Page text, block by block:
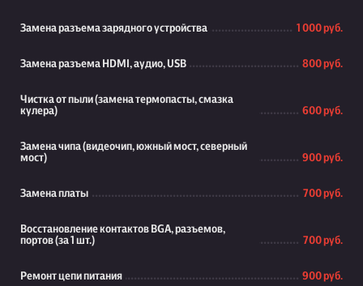
Замена разъема зарядного устройства 1 000 руб.
Замена разъема HDMI, аудио, USB 800 руб.
Чистка от пыли (замена термопасты, смазка
кулера)
600 руб.
Замена чипа (видеочип, южный мост, северный
мост)
900 руб.
Замена платы 700 руб.
Восстановление контактов BGA, разъемов,
портов (за 1 шт.)
700 руб.
Ремонт цепи питания 900 руб.